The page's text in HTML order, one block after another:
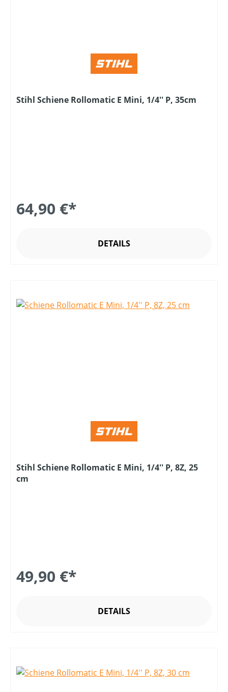
Stihl Schiene Rollomatic E Mini, 1/4'' P, 35cm
64,90 €*
DETAILS
Stihl Schiene Rollomatic E Mini, 1/4'' P, 8Z, 25
cm
49,90 €*
DETAILS